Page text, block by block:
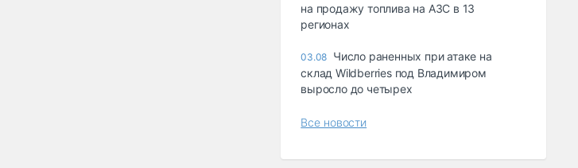
на продажу топлива на АЗС в 13
регионах
03.08 Число раненных при атаке на
склад Wildberries под Владимиром
выросло до четырех
Все новости